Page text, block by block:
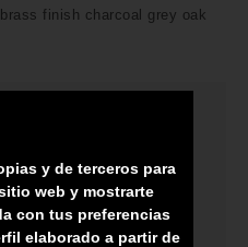
finish charcoal grey oak
PERSONAL
y de terceros para
web y mostrarte
con tus preferencias
elaborado a partir de